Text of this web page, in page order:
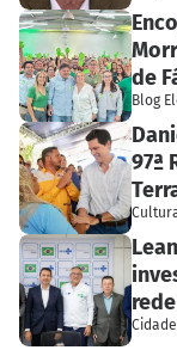
de
Blog
97ª